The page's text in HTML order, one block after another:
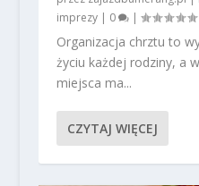
imprezy| 0 |
Organizacja chrztu to
życiu każdej rodziny, a
miejsca ma...
CZYTAJ WIĘCEJ